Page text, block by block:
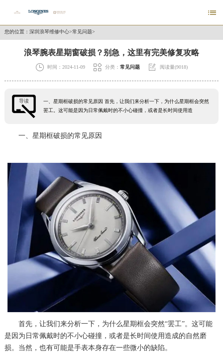

您的位置： 深圳浪琴维修中心>常见问题>
浪琴腕表星期窗破损？别急，这里有完美修复攻略
 时间：2024-11-09  分类： 常见问题  阅读量(9018)
导读
一、星期框破损的常见原因 首先，让我们来分析一下，为什么星期框会突然
罢工。这可能是因为日常佩戴时的不小心碰撞，或者是长时间使用造
一、星期框破损的常见原因
首先，让我们来分析一下，为什么星期框会突然“罢工”。这可能
是因为日常佩戴时的不小心碰撞，或者是长时间使用造成的自然磨
损。当然，也有可能是手表本身存在一些微小的缺陷。